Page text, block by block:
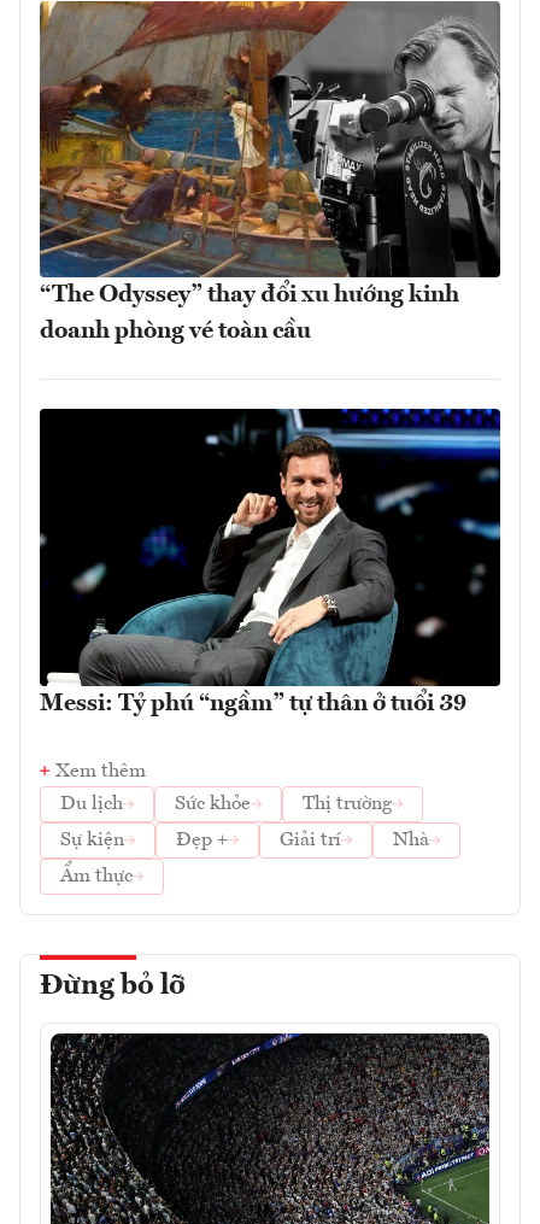
“The Odyssey” thay đổi xu hướng kinh
doanh phòng vé toàn cầu
Messi: Tỷ phú “ngầm” tự thân ở tuổi 39
Xem thêm
Du lịch
Sức khỏe
Thị trường
Sự kiện
Đẹp + Giải trí
Nhà
Ẩm thực
Đừng bỏ lỡ